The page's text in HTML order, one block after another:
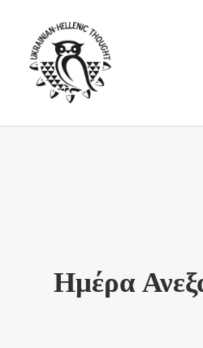
ПРО НАС
“ВІСНИК”/”ΑΓΓΕΛΙΑΦΌΡΟΣ”
Ημέρα